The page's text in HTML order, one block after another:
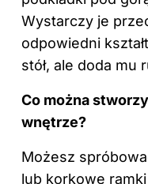
Wystarczy je
odpowiedni
stół, ale doda mu
Co można
wnętrze?
Możesz
lub korkowe